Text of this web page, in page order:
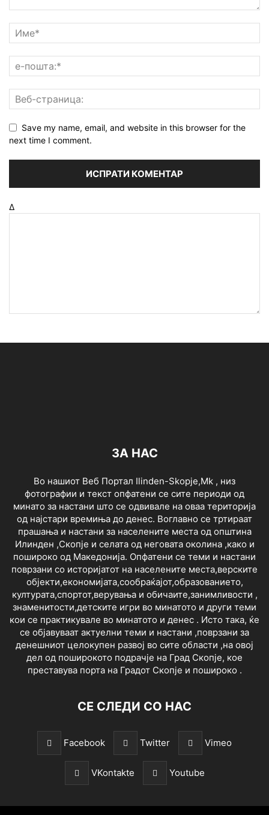
Save my name, email, and website in this browser for the
next time I comment.
Δ
ЗА НАС
Во нашиот Веб Портал Ilinden-Skopje,Mk , низ
фотографии и текст опфатени се сите периоди од
минато за настани што се одвивале на оваа територија
од најстари времиња до денес. Воглавно се тртираат
прашања и настани за населените места од општина
Илинден ,Скопје и селата од неговата околина ,како и
пошироко од Македонија. Опфатени се теми и настани
поврзани со историјатот на населените места,верските
објекти,економијата,сообраќајот,образованието,
културата,спортот,верувања и обичаите,занимливости ,
знаменитости,детските игри во минатото и други теми
кои се практикувале во минатото и денес . Исто така, ќе
се објавуваат актуелни теми и настани ,поврзани за
денешниот целокупен развој во сите области ,на овој
дел од поширокото подрачје на Град Скопје, кое
преставува порта на Градот Скопје и пошироко .
СЕ СЛЕДИ СО НАС
Facebook Twitter Vimeo
VKontakte Youtube